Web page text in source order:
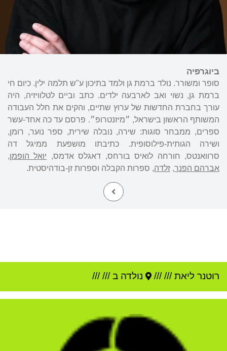
ביוגרפיה
סופר ומשורר. נולד ברמת גן ולמד בתיכון ע"ש תלמה ילין. כיום חי
ברמת גן, נשוי ואב לארבעה ילדים. כתב וביים לטלוויזיה, היה
עורך בחברת החדשות של ערוץ שתיים, והקים את חלל העבודה
המשותף הראשון בישראל, ״מיזנטרופ״. פרסם עד כה אחד-עשר
ספרים, ממבחר סוגות: שירה, נובלה שירית, ספר נוער, רומן,
ושירה הגותית-פילוסופית. כתיבתו מושפעת ממיגל דה
סרוואנטס, חורחה לואיס בורחס, דאגלס אדמס, יואל הופמן,
אברהם הפנר, זלדה, ספרות הקבלה וספרות זן-בודהיסטית.
רוטנר ליאת///
/// נולדה ב //////